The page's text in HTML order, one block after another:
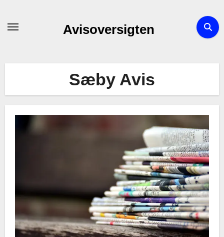
Avisoversigten
Sæby Avis